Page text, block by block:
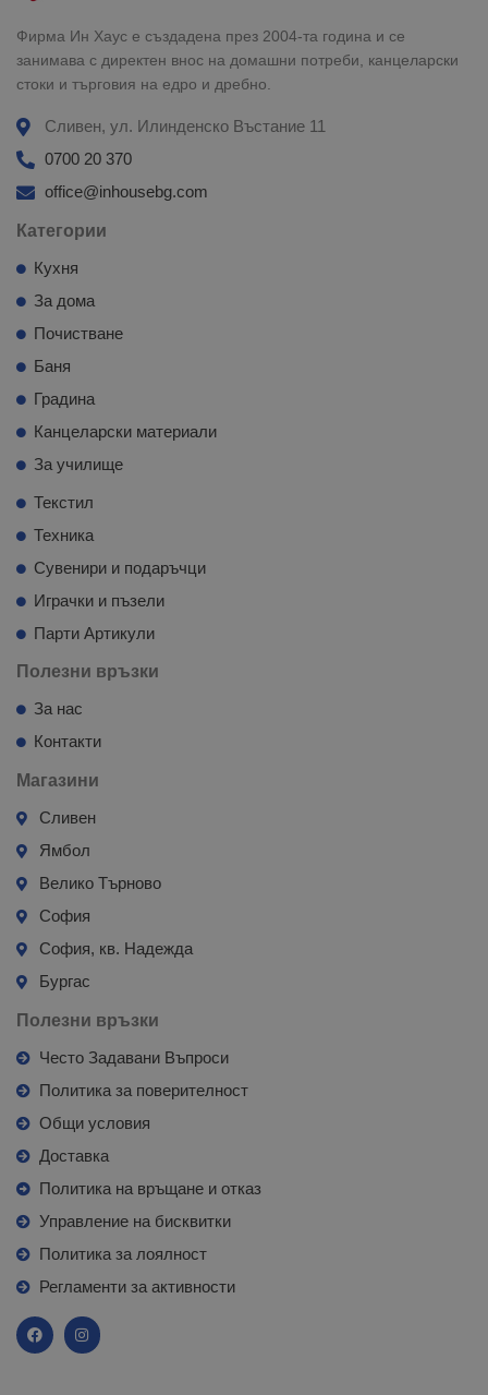
Фирма Ин Хаус е създадена през 2004-та година и се
занимава с директен внос на домашни потреби, канцеларски
стоки и търговия на едро и дребно.
Сливен, ул. Илинденско Въстание 11
0700 20 370
office@inhousebg.com
Категории
Кухня
За дома
Почистване
Баня
Градина
Канцеларски материали
За училище
Текстил
Техника
Сувенири и подаръчци
Играчки и пъзели
Парти Артикули
Полезни връзки
За нас
Контакти
Магазини
Сливен
Ямбол
Велико Търново
София
София, кв. Надежда
Бургас
Полезни връзки
Често Задавани Въпроси
Политика за поверителност
Общи условия
Доставка
Политика на връщане и отказ
Управление на бисквитки
Политика за лоялност
Регламенти за активности